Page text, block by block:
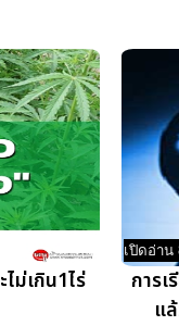
ม่เกิน1ไร่
เปิดอ่าน
การ
แ